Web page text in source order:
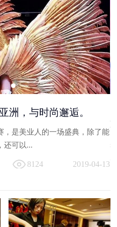
洲，与时尚邂逅。
，是美业人的一场盛典，除了能
还可以...
8124 2019-04-13